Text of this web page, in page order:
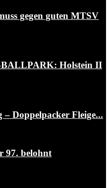
gegen guten MTSV
Holstein II
– Doppelpacker Fleige...
97. belohnt